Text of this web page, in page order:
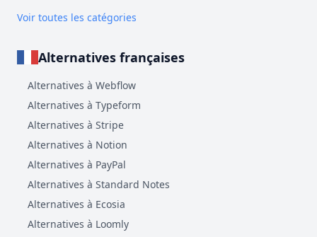
Voir toutes les catégories
Alternatives françaises
Alternatives à Webflow
Alternatives à Typeform
Alternatives à Stripe
Alternatives à Notion
Alternatives à PayPal
Alternatives à Standard Notes
Alternatives à Ecosia
Alternatives à Loomly